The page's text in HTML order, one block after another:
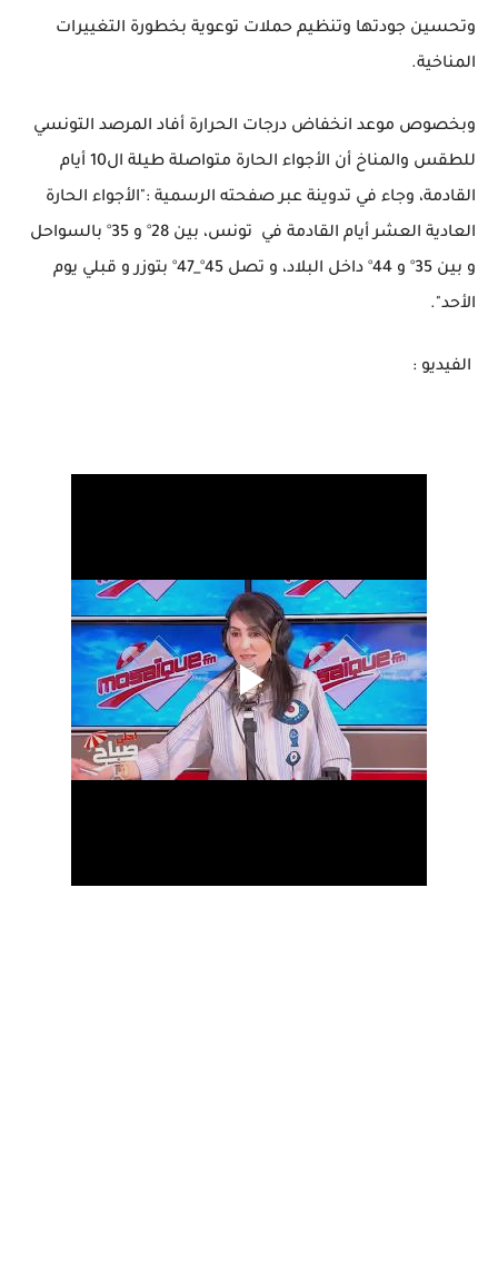
وتحسين جودتها وتنظيم حملات توعوية بخطورة التغييرات
المناخية.
وبخصوص موعد انخفاض درجات الحرارة أفاد المرصد التونسي
للطقس والمناخ أن الأجواء الحارة متواصلة طيلة ال10 أيام
القادمة، وجاء في تدوينة عبر صفحته الرسمية :"الأجواء الحارة
العادية العشر أيام القادمة في تونس، بين 28° و 35° بالسواحل
و بين 35° و 44° داخل البلاد، و تصل 45°_47° بتوزر و قبلي يوم
الأحد".
الفيديو :